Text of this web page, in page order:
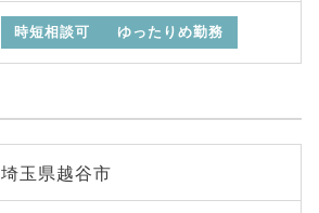
時短相談可 ゆったりめ勤務
埼玉県越谷市